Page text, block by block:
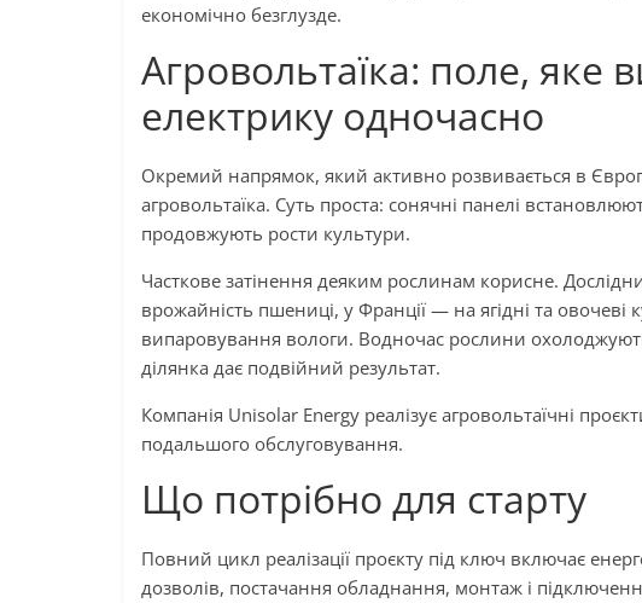
економічно безглузде.
Агровольтаїка: поле, яке
електрику одночасно
Окремий напрямок, який активно розвивається в
агровольтаїка. Суть проста: сонячні панелі
продовжують рости культури.
Часткове затінення деяким рослинам корисне.
врожайність пшениці, у Франції — на ягідні та
випаровування вологи. Водночас рослини
ділянка дає подвійний результат.
Компанія Unisolar Energy реалізує агровольтаїчні
подальшого обслуговування.
Що потрібно для старту
Повний цикл реалізації проєкту під ключ включає
дозволів, постачання обладнання, монтаж і